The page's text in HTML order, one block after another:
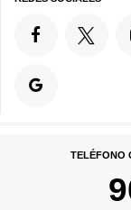
TELÉFONO